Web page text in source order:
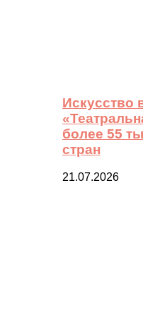
Искусство
более 55
стран
21.07.2026